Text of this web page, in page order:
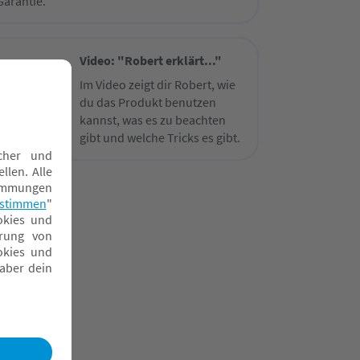
Video: "Robert erklärt..."
Im Video zeigt dir Robert, wie
du das Produkt benutzen
kannst, was es zu beachten
gibt und welche Tricks es gibt.